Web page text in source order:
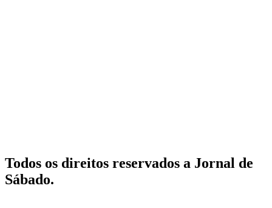
Todos os direitos reservados a Jornal de
Sábado.